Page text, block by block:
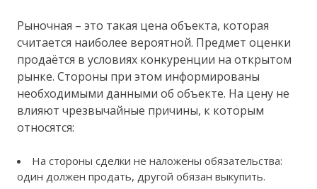
Рыночная – это такая цена объекта, которая
считается наиболее вероятной. Предмет оценки
продаётся в условиях конкуренции на открытом
рынке. Стороны при этом информированы
необходимыми данными об объекте. На цену не
влияют чрезвычайные причины, к которым
относятся:
На стороны сделки не наложены обязательства:
один должен продать, другой обязан выкупить.